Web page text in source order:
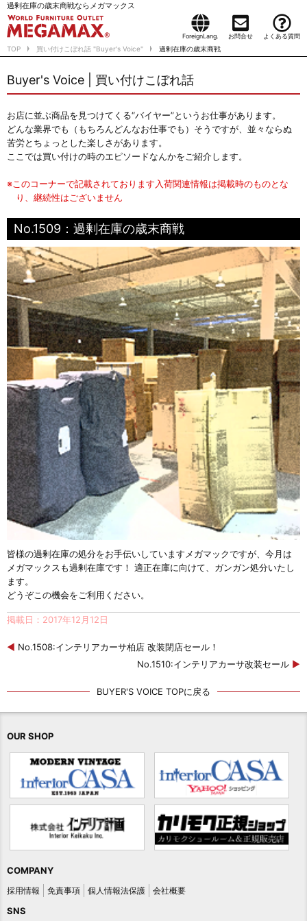
過剰在庫の歳末商戦ならメガマックス
ForeignLang. お問合せ よくある質問
TOP 買い付けこぼれ話 "Buyer's Voice" 過剰在庫の歳末商戦
Buyer's Voice | 買い付けこぼれ話
お店に並ぶ商品を見つけてくる“バイヤー”というお仕事があります。
どんな業界でも（もちろんどんなお仕事でも）そうですが、並々ならぬ
苦労とちょっとした楽しさがあります。
ここでは買い付けの時のエピソードなんかをご紹介します。
※このコーナーで記載されております入荷関連情報は掲載時のものとな
り、継続性はございません
No.1509：過剰在庫の歳末商戦
皆様の過剰在庫の処分をお手伝いしていますメガマックですが、今月は
メガマックスも過剰在庫です！ 適正在庫に向けて、ガンガン処分いたし
ます。
どうぞこの機会をご利用ください。
掲載日：2017年12月12日
◀ No.1508:インテリアカーサ柏店 改装閉店セール！
No.1510:インテリアカーサ改装セール ▶
BUYER'S VOICE TOPに戻る
OUR SHOP
COMPANY
採用情報 免責事項 個人情報法保護 会社概要
SNS